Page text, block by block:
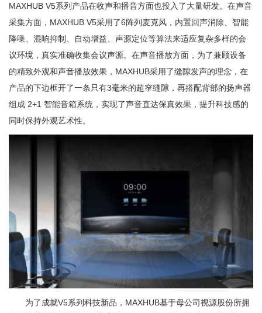
MAXHUB V5系列产品在收声和播音方面也投入了大量研发。在声音
采集方面，MAXHUB V5采用了6阵列麦克风，内置回声消除、智能
降噪、混响抑制、自动增益、声源定位等算法来适应复杂多样的会
议环境，真实准确收集会议声源。在声音播放方面，为了兼顾设备
的精致外观和声音播放效果，MAXHUB采用了缝隙发声的理念，在
产品的下边框开了一条只有3毫米的超窄缝隙，再搭配背部的扬声器
组成 2+1 智能音箱系统，实现了声音直达保真效果，提升科技感的
同时保持外观艺术性。
为了成就V5系列科技新品，MAXHUB基于母公司视源股份所拥